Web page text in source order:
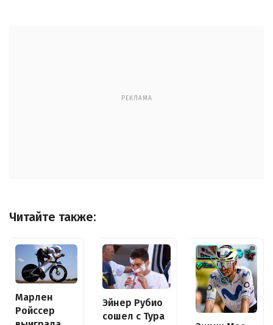
РЕКЛАМА
Читайте также:
Марлен
Ройссер
Эйнер Рубио
сошел с Тура